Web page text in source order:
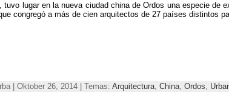
tuvo lugar en la nueva ciudad china de Ordos una especie de
congregó a más de cien arquitectos de 27 países distintos
| Oktober 26, 2014 | Temas: Arquitectura China Ordos